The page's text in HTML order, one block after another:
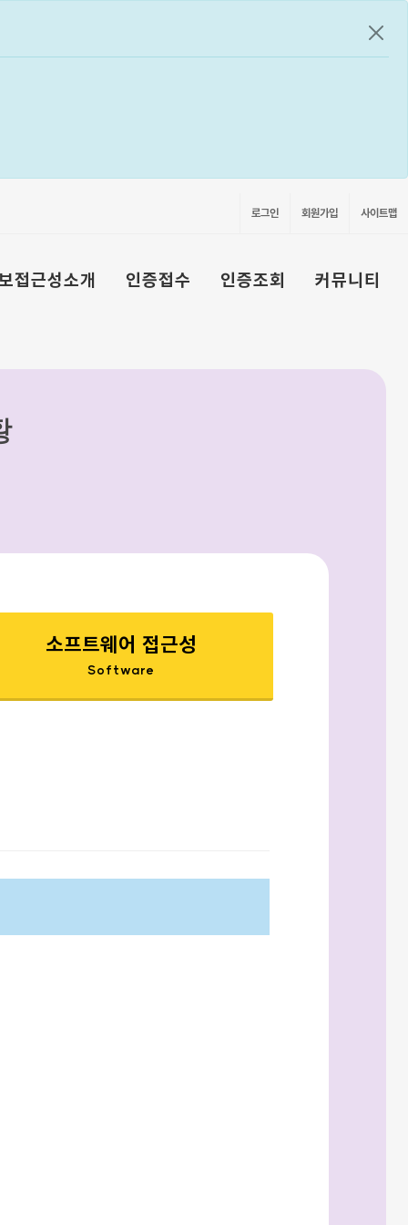
공지
로그인 회원가입 사이트맵
접근성소개 인증접수 인증조회 커뮤니티
소프트웨어 접근성
Software